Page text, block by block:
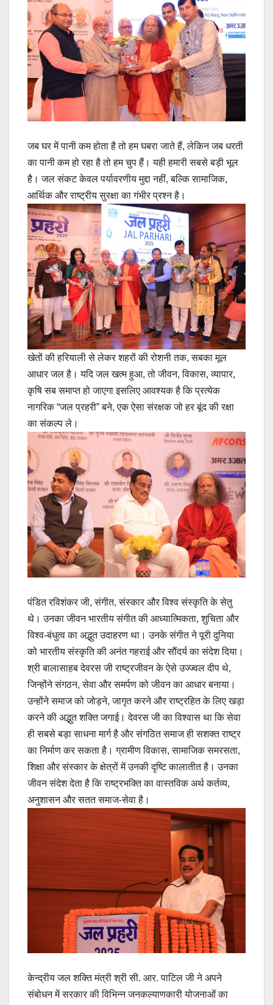
जब घर में पानी कम होता है तो हम घबरा जाते हैं, लेकिन जब धरती
का पानी कम हो रहा है तो हम चुप हैं। यही हमारी सबसे बड़ी भूल
है। जल संकट केवल पर्यावरणीय मुद्दा नहीं, बल्कि सामाजिक,
आर्थिक और राष्ट्रीय सुरक्षा का गंभीर प्रश्न है।
खेतों की हरियाली से लेकर शहरों की रोशनी तक, सबका मूल
आधार जल है। यदि जल खत्म हुआ, तो जीवन, विकास, व्यापार,
कृषि सब समाप्त हो जाएगा इसलिए आवश्यक है कि प्रत्येक
नागरिक “जल प्रहरी” बने, एक ऐसा संरक्षक जो हर बूंद की रक्षा
का संकल्प ले।
पंडित रविशंकर जी, संगीत, संस्कार और विश्व संस्कृति के सेतु
थे। उनका जीवन भारतीय संगीत की आध्यात्मिकता, शुचिता और
विश्व-बंधुत्व का अद्भुत उदाहरण था। उनके संगीत ने पूरी दुनिया
को भारतीय संस्कृति की अनंत गहराई और सौंदर्य का संदेश दिया।
श्री बालासाहब देवरस जी राष्ट्रजीवन के ऐसे उज्ज्वल दीप थे,
जिन्होंने संगठन, सेवा और समर्पण को जीवन का आधार बनाया।
उन्होंने समाज को जोड़ने, जागृत करने और राष्ट्रहित के लिए खड़ा
करने की अद्भुत शक्ति जगाई। देवरस जी का विश्वास था कि सेवा
ही सबसे बड़ा साधना मार्ग है और संगठित समाज ही सशक्त राष्ट्र
का निर्माण कर सकता है। ग्रामीण विकास, सामाजिक समरसता,
शिक्षा और संस्कार के क्षेत्रों में उनकी दृष्टि कालातीत है। उनका
जीवन संदेश देता है कि राष्ट्रभक्ति का वास्तविक अर्थ कर्तव्य,
अनुशासन और सतत समाज-सेवा है।
केन्द्रीय जल शक्ति मंत्री श्री सी. आर. पाटिल जी ने अपने
संबोधन में सरकार की विभिन्न जनकल्याणकारी योजनाओं का